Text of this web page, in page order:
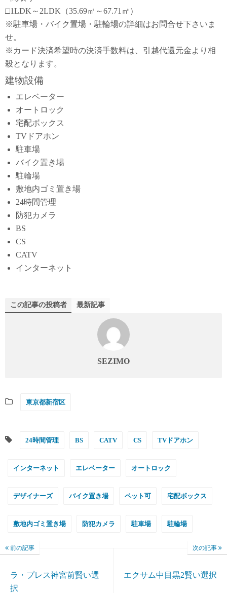
□1LDK～2LDK（35.69㎡～67.71㎡）
※駐車場・バイク置場・駐輪場の詳細はお問合せ下さいま
せ。
※カード決済希望時の決済手数料は、引越代還元金より相
殺となります。
建物設備
エレベーター
オートロック
宅配ボックス
TVドアホン
駐車場
バイク置き場
駐輪場
敷地内ゴミ置き場
24時間管理
防犯カメラ
BS
CS
CATV
インターネット
この記事の投稿者 最新記事
SEZIMO
東京都新宿区
24時間管理 BS CATV CS TVドアホン
インターネット エレベーター オートロック
デザイナーズ バイク置き場 ペット可 宅配ボックス
敷地内ゴミ置き場 防犯カメラ 駐車場 駐輪場
前の記事
ラ・プレス神宮前賢い選
択
次の記事
エクサム中目黒2賢い選択